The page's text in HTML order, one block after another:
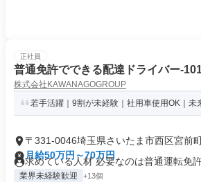
正社員
普通免許でできる配達ドライバー-
株式会社KAWANAGOGROUP
若手活躍｜9割が未経験｜社用車使用OK｜未
〒331-0046埼玉県さいたま市西区宮前
月給50万円～70万円
求めている人材 必要なのは普通運転免
業界未経験歓迎 +13個